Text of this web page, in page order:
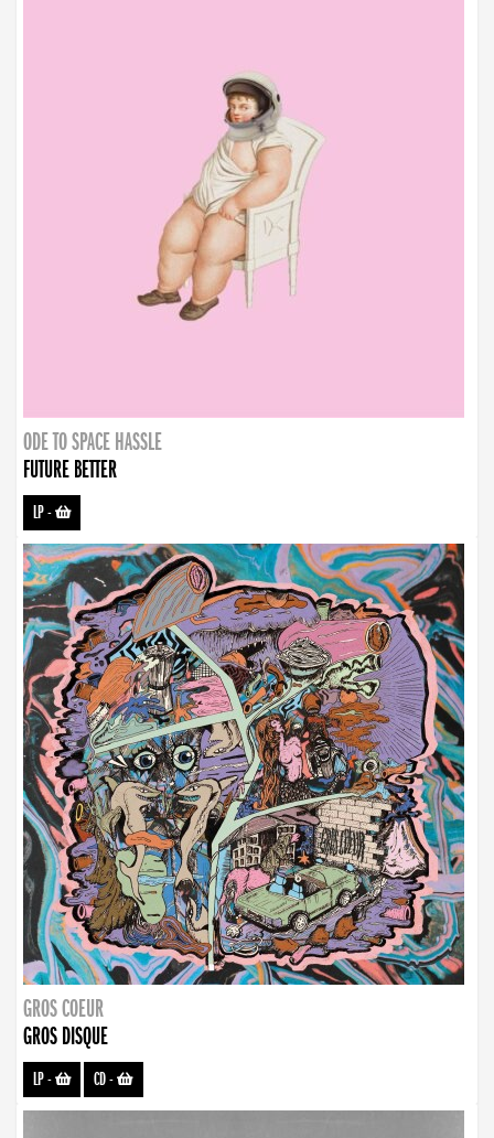
ODE TO SPACE HASSLE
FUTURE BETTER
LP-
GROS COEUR
GROS DISQUE
LP- CD-